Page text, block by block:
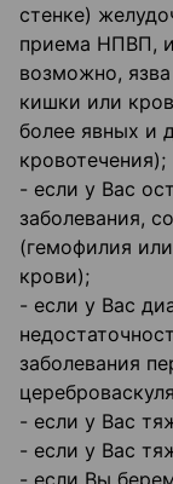
стенке)
приема НПВП,
возможно,
кишки или
более явных и
кровотечения);
- если у Вас
заболевания,
(гемофилия
крови);
- если у Вас
заболевания
- если у Вас
- если у Вас